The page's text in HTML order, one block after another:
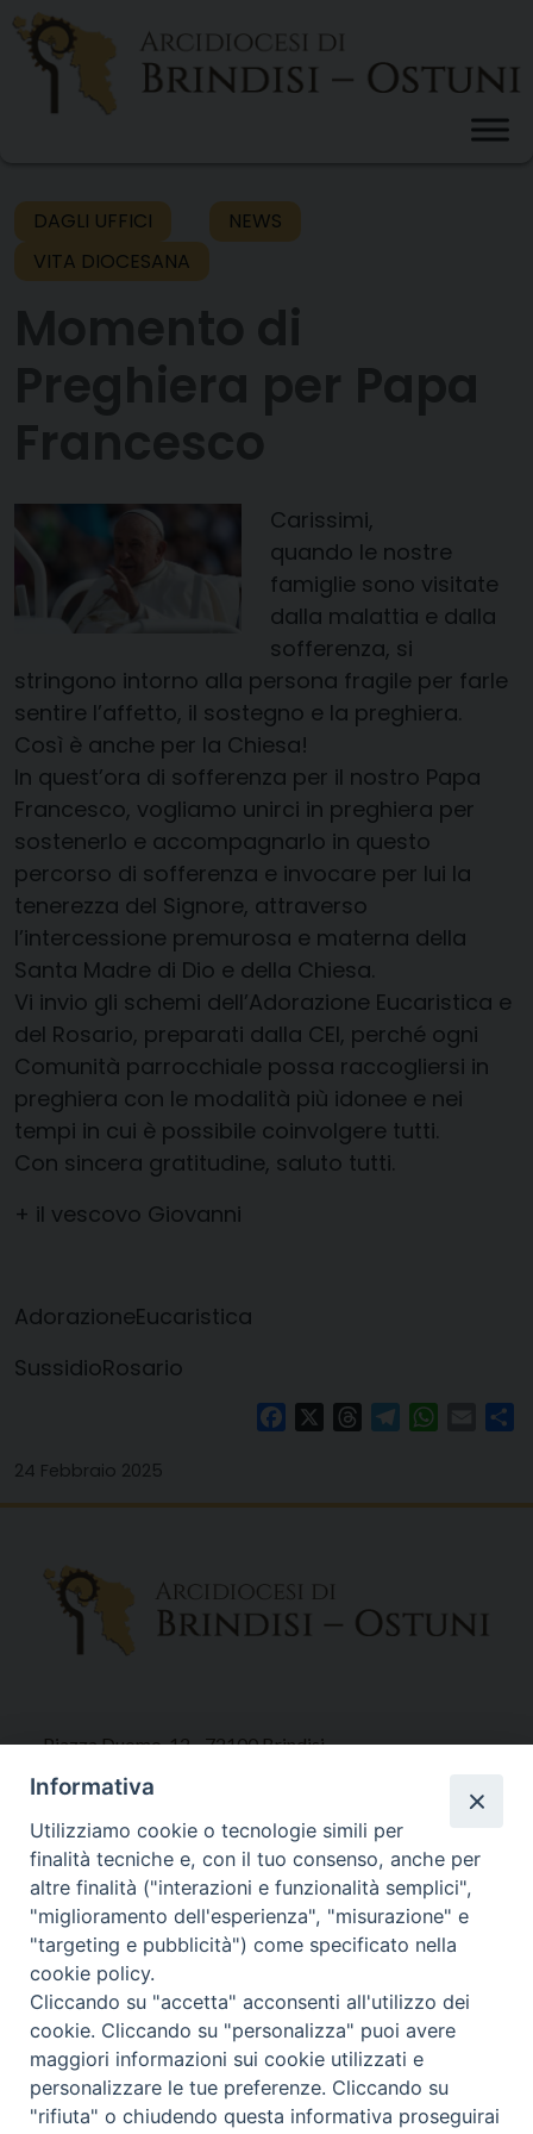
Skip
content
DAGLI UFFICI
NEWS
VITA DIOCESANA
Carissimi,
quando le nostre
famiglie sono visitate
dalla malattia e dalla
sofferenza, si
stringono intorno alla persona fragile per farle
sentire l’affetto, il sostegno e la preghiera.
Così è anche per la Chiesa!
In quest’ora di sofferenza per il nostro Papa
Francesco, vogliamo unirci in preghiera per
sostenerlo e accompagnarlo in questo
percorso di sofferenza e invocare per lui la
tenerezza del Signore, attraverso
l’intercessione premurosa e materna della
Santa Madre di Dio e della Chiesa.
Vi invio gli schemi dell’Adorazione Eucaristica e
del Rosario, preparati dalla CEI, perché ogni
Comunità parrocchiale possa raccogliersi in
preghiera con le modalità più idonee e nei
tempi in cui è possibile coinvolgere tutti.
Con sincera gratitudine, saluto tutti.
+ il vescovo Giovanni
AdorazioneEucaristica
SussidioRosario
FacebookThreadsTelegram Email
24 Febbraio 2025
Piazza Duomo, 12 - 72100 Brindisi
Tel 0831.521958
Fax 0831.528315
Orari Curia
Mar. / Mer. / Giov. ore 9 - 13
nei mesi estivi solo Martedì ore 9 - 13
WebMail
Informativa
Utilizziamo cookie o tecnologie simili per
finalità tecniche e, con il tuo consenso, anche per
altre finalità ("interazioni e funzionalità semplici",
"miglioramento dell'esperienza", "misurazione" e
"targeting e pubblicità") come specificato nella
cookie policy.
Cliccando su "accetta" acconsenti all'utilizzo dei
cookie. Cliccando su "personalizza" puoi avere
maggiori informazioni sui cookie utilizzati e
personalizzare le tue preferenze. Cliccando su
"rifiuta" o chiudendo questa informativa proseguirai